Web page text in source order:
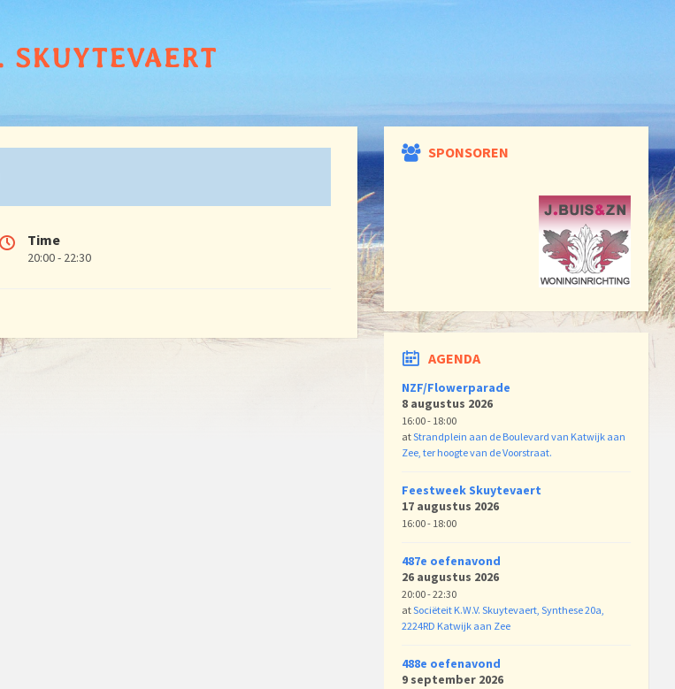
Time
20:00 - 22:30
SPONSOREN
AGENDA
NZF/Flowerparade
8 augustus 2026
16:00 - 18:00
atStrandplein aan de Boulevard van Katwijk aan
Zee, ter hoogte van de Voorstraat.
Feestweek Skuytevaert
17 augustus 2026
16:00 - 18:00
487e oefenavond
26 augustus 2026
20:00 - 22:30
atSociëteit K.W.V. Skuytevaert, Synthese 20a,
2224RD Katwijk aan Zee
488e oefenavond
9 september 2026